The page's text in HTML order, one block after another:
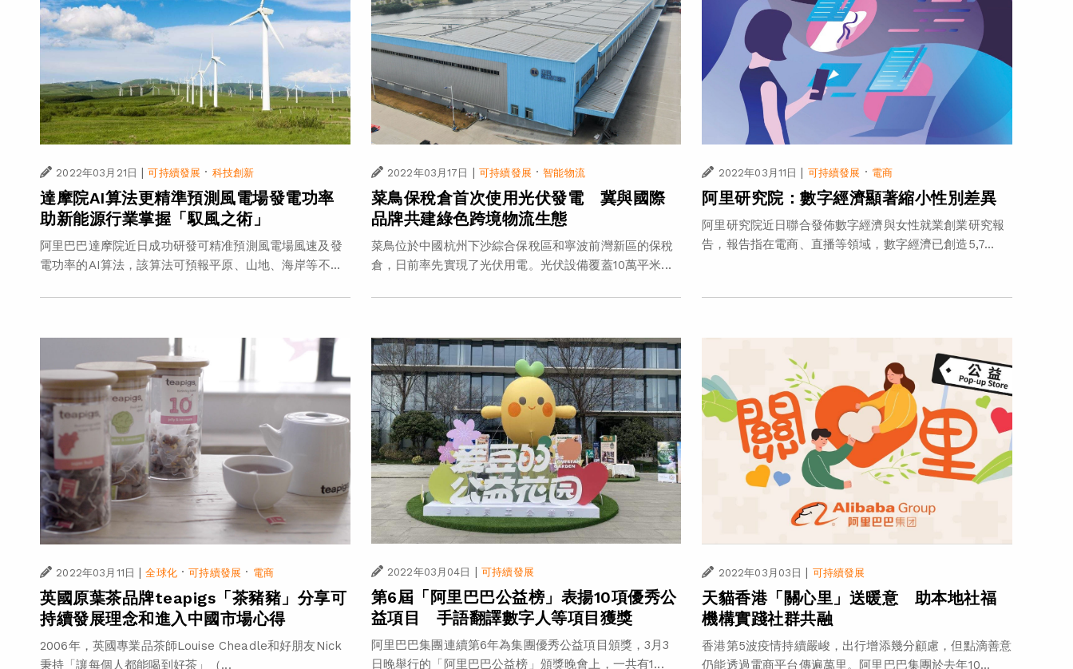
2022年03月21日 | 可持續發展 · 科技創新
達摩院AI算法更精準預測風電場發電功率
助新能源行業掌握「馭風之術」
阿里巴巴達摩院近日成功研發可精准預測風電場風速及發
電功率的AI算法，該算法可預報平原、山地、海岸等不...
2022年03月17日 | 可持續發展 ·智能物流
菜鳥保稅倉首次使用光伏發電 冀與國際
品牌共建綠色跨境物流生態
菜鳥位於中國杭州下沙綜合保稅區和寧波前灣新區的保稅
倉，日前率先實現了光伏用電。光伏設備覆蓋10萬平米...
2022年03月11日 | 可持續發展 · 電商
阿里研究院：數字經濟顯著縮小性別差異
阿里研究院近日聯合發佈數字經濟與女性就業創業研究報
告，報告指在電商、直播等領域，數字經濟已創造5,7...
2022年03月11日 | 全球化·可持續發展 · 電商
英國原葉茶品牌teapigs「茶豬豬」分享可
持續發展理念和進入中國市場心得
2006年，英國專業品茶師Louise Cheadle和好朋友Nick
秉持「讓每個人都能喝到好茶」（...
2022年03月04日 可持續發展
第6屆「阿里巴巴公益榜」表揚10項優秀公
益項目 手語翻譯數字人等項目獲獎
阿里巴巴集團連續第6年為集團優秀公益項目頒獎，3月3
日晚舉行的「阿里巴巴公益榜」頒獎晚會上，一共有1...
2022年03月03日 | 可持續發展
天貓香港「關心里」送暖意 助本地社福
機構實踐社群共融
香港第5波疫情持續嚴峻，出行增添幾分顧慮，但點滴善意
仍能透過電商平台傳遍萬里。阿里巴巴集團於去年10...